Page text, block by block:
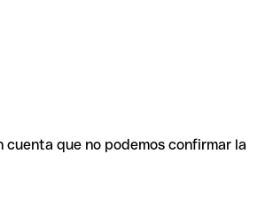
que no podemos confirmar la